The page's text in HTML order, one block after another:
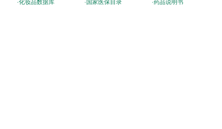
·化妆品数据库 · 国家医保目录 ·药品说明书